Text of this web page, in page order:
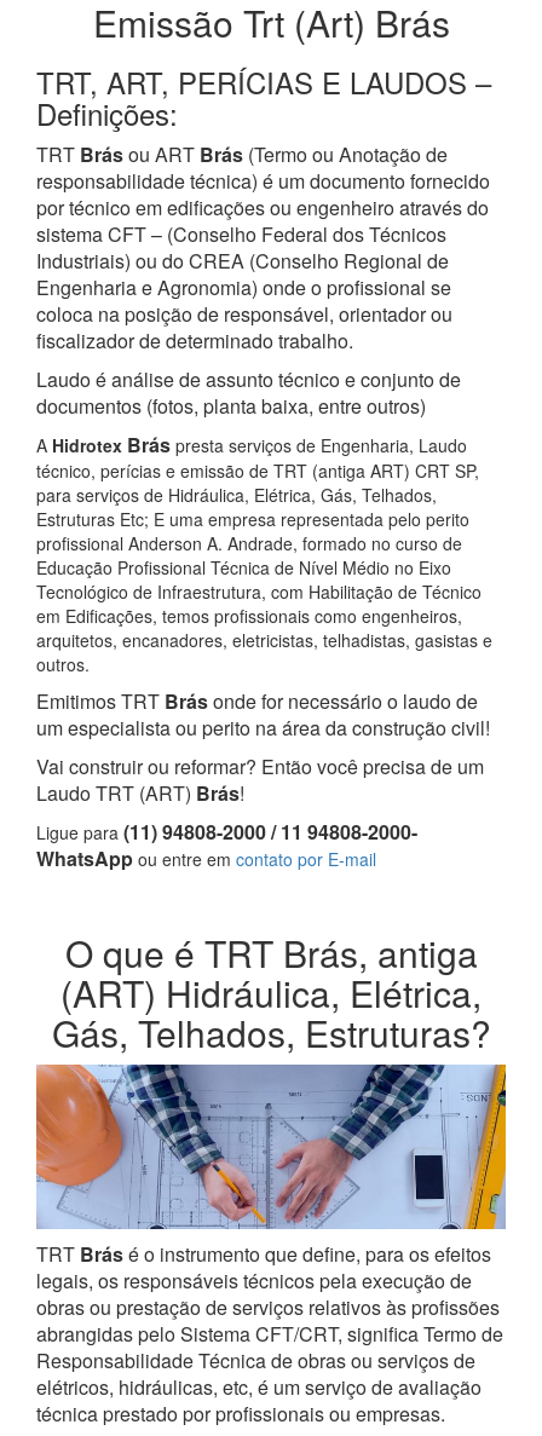
Emissão Trt (Art) Brás
TRT, ART, PERÍCIAS E LAUDOS –
Definições:
TRT Brásou ART Brás (Termo ou Anotação de
responsabilidade técnica) é um documento fornecido
por técnico em edificações ou engenheiro através do
sistema CFT – (Conselho Federal dos Técnicos
Industriais) ou do CREA (Conselho Regional de
Engenharia e Agronomia) onde o profissional se
coloca na posição de responsável, orientador ou
fiscalizador de determinado trabalho.
Laudo é análise de assunto técnico e conjunto de
documentos (fotos, planta baixa, entre outros)
A Hidrotex Brás presta serviços de Engenharia, Laudo
técnico, perícias e emissão de TRT (antiga ART) CRT SP,
para serviços de Hidráulica, Elétrica, Gás, Telhados,
Estruturas Etc; E uma empresa representada pelo perito
profissional Anderson A. Andrade, formado no curso de
Educação Profissional Técnica de Nível Médio no Eixo
Tecnológico de Infraestrutura, com Habilitação de Técnico
em Edificações, temos profissionais como engenheiros,
arquitetos, encanadores, eletricistas, telhadistas, gasistas e
outros.
Emitimos TRT Brásonde for necessário o laudo de
um especialista ou perito na área da construção civil!
Vai construir ou reformar? Então você precisa de um
Laudo TRT (ART) Brás!
Ligue para (11) 94808-2000 / 11 94808-2000-
WhatsApp ou entre em contato por E-mail
O que é TRT Brás, antiga
(ART) Hidráulica, Elétrica,
Gás, Telhados, Estruturas?
TRT Brásé o instrumento que define, para os efeitos
legais, os responsáveis técnicos pela execução de
obras ou prestação de serviços relativos às profissões
abrangidas pelo Sistema CFT/CRT, significa Termo de
Responsabilidade Técnica de obras ou serviços de
elétricos, hidráulicas, etc, é um serviço de avaliação
técnica prestado por profissionais ou empresas.